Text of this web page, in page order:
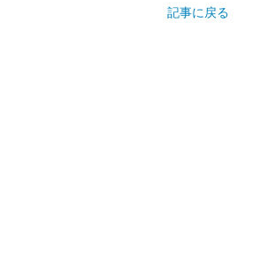
記事に戻る